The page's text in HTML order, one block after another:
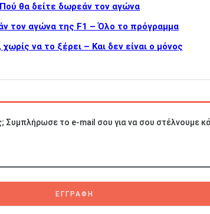
θα δείτε δωρεάν τον αγώνα
τον αγώνα της F1 – Όλο το πρόγραμμα
να το ξέρει – Και δεν είναι ο μόνος
Συμπλήρωσε το e-mail σου για να σου στέλνουμε
ΕΓΓΡΑΦΗ